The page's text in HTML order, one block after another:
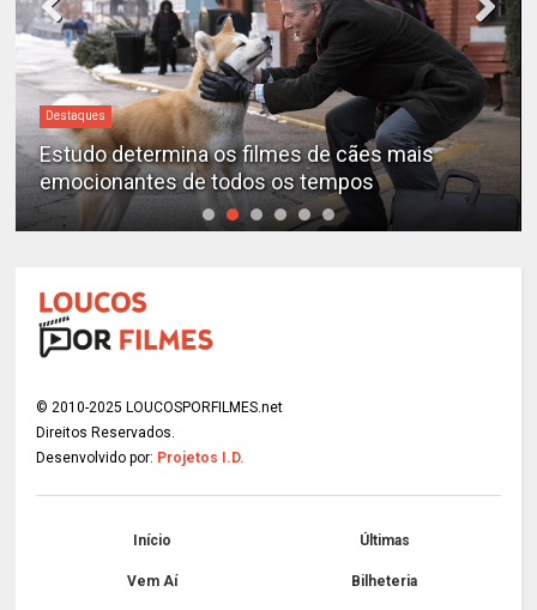
Destaques
“A Entidade” é o filme de terror mais assustador
de todos os tempos, segundo a ciência
© 2010-2025 LOUCOSPORFILMES.net
Direitos Reservados.
Desenvolvido por: Projetos I.D.
Início Últimas
Vem Aí Bilheteria